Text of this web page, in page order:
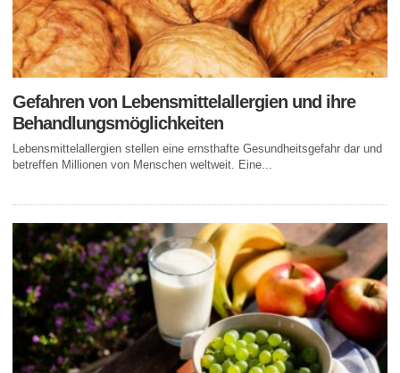
Gefahren von Lebensmittelallergien und ihre
Behandlungsmöglichkeiten
Lebensmittelallergien stellen eine ernsthafte Gesundheitsgefahr dar und
betreffen Millionen von Menschen weltweit. Eine...